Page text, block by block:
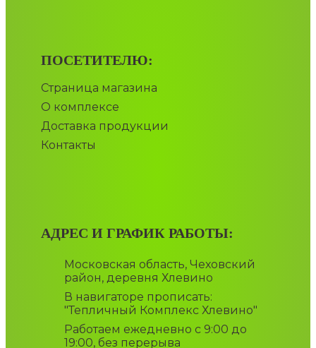
ПОСЕТИТЕЛЮ:
Страница магазина
О комплексе
Доставка продукции
Контакты
АДРЕС И ГРАФИК РАБОТЫ:
Московская область, Чеховский
район, деревня Хлевино
В навигаторе прописать:
"Тепличный Комплекс Хлевино"
Работаем ежедневно с 9:00 до
19:00, без перерыва